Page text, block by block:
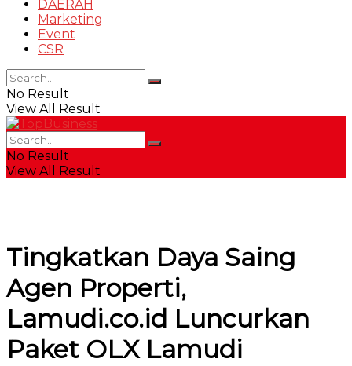
DAERAH
Marketing
Event
CSR
No Result
View All Result
No Result
View All Result
Tingkatkan Daya Saing
Agen Properti,
Lamudi.co.id Luncurkan
Paket OLX Lamudi